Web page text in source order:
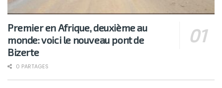
Premier en Afrique, deuxième au
monde: voici le nouveau pont de
Bizerte
0 PARTAGES